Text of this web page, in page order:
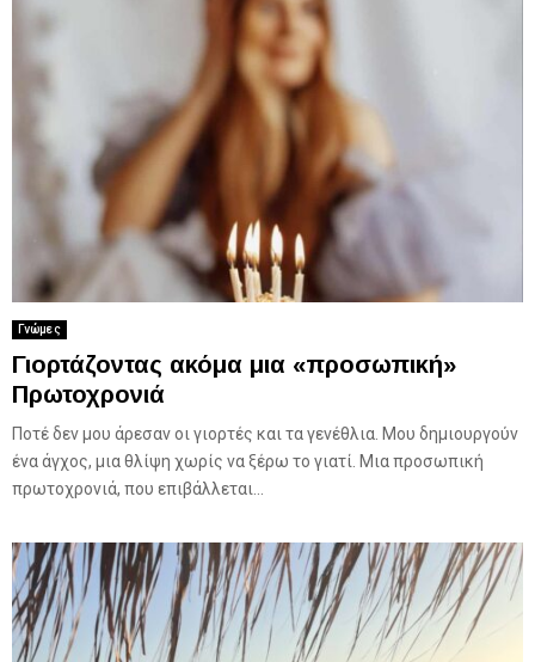
Γνώμες
Γιορτάζοντας ακόμα μια «προσωπική»
Πρωτοχρονιά
Ποτέ δεν μου άρεσαν οι γιορτές και τα γενέθλια. Μου δημιουργούν
ένα άγχος, μια θλίψη χωρίς να ξέρω το γιατί. Μια προσωπική
πρωτοχρονιά, που επιβάλλεται...